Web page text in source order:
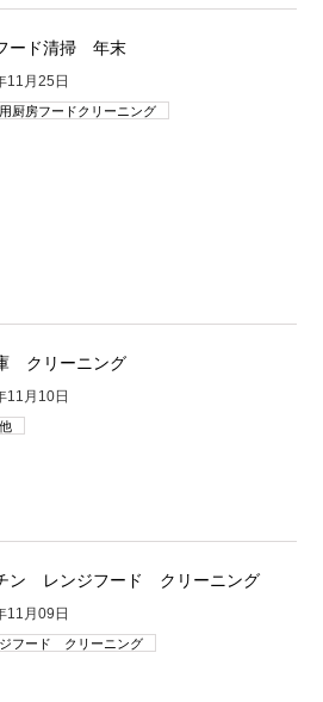
ード清掃 年末
11月25日
厨房フードクリーニング
クリーニング
11月10日
ン レンジフード クリーニング
11月09日
フード クリーニング